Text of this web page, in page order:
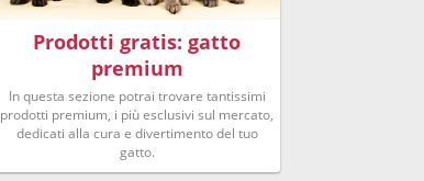
Prodotti gratis: gatto
premium
In questa sezione potrai trovare tantissimi
prodotti premium, i più esclusivi sul mercato,
dedicati alla cura e divertimento del tuo
gatto.